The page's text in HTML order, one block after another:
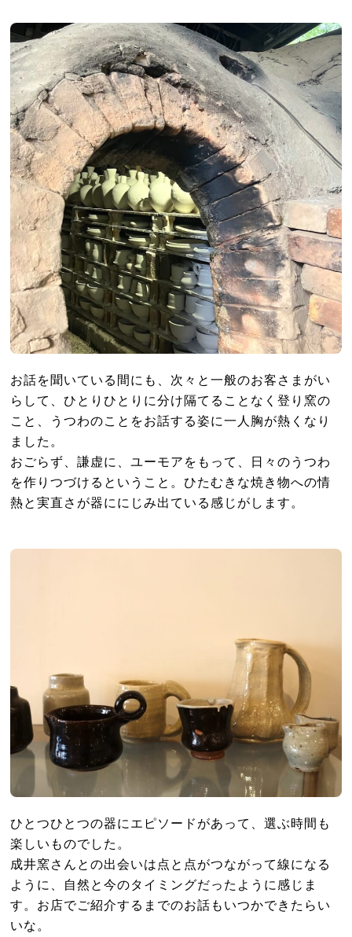
お話を聞いている間にも、次々と一般のお客さまがい
らして、ひとりひとりに分け隔てることなく登り窯の
こと、うつわのことをお話する姿に一人胸が熱くなり
ました。
おごらず、謙虚に、ユーモアをもって、日々のうつわ
を作りつづけるということ。ひたむきな焼き物への情
熱と実直さが器ににじみ出ている感じがします。
ひとつひとつの器にエピソードがあって、選ぶ時間も
楽しいものでした。
成井窯さんとの出会いは点と点がつながって線になる
ように、自然と今のタイミングだったように感じま
す。お店でご紹介するまでのお話もいつかできたらい
いな。